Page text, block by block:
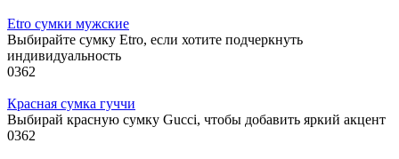
Etro сумки мужские
Выбирайте сумку Etro, если хотите подчеркнуть
индивидуальность
0362
Красная сумка гуччи
Выбирай красную сумку Gucci, чтобы добавить яркий акцент
0362